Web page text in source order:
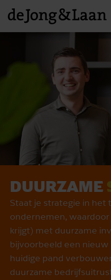
DUURZAME
Staat je strategie in het
ondernemen,
krijgt) met duurzame
bijvoorbeeld een nieuw
huidige pand
duurzame